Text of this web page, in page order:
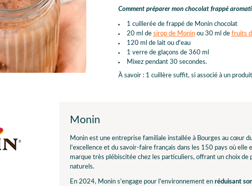
Comment préparer mon chocolat frappé
1 cuillerée de frappé de Monin chocolat
20 ml de sirop de Moninou 30 ml de fruits
120 ml de lait ou d'eau
1 verre de glaçons de 360 ml
Mixez pendant 30 secondes.
À savoir : 1 cuillère suffit, si associé à un
Monin
Monin est une entreprise familiale installée à Bourges au cœur
l'excellence et du savoir-faire français dans les 150 pays où
marque très plébiscitée chez les particuliers, offrant un choix de
naturels.
En 2024, Monin s'engage pour l'environnement en réduisant